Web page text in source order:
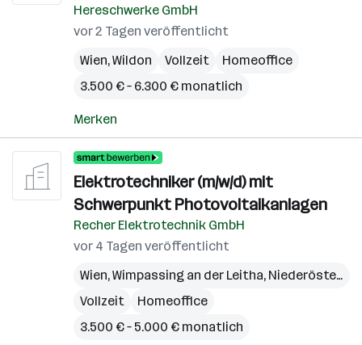
Hereschwerke GmbH
vor 2 Tagen veröffentlicht
Wien,Wildon Vollzeit
Homeoffice
3.500 € – 6.300 € monatlich
Merken
Elektrotechniker (m/w/d) mit
Schwerpunkt Photovoltaikanlagen
Recher Elektrotechnik GmbH
vor 4 Tagen veröffentlicht
Wien,Wimpassing an der Leitha, Niederösterreich
Vollzeit
Homeoffice
3.500 € – 5.000 € monatlich